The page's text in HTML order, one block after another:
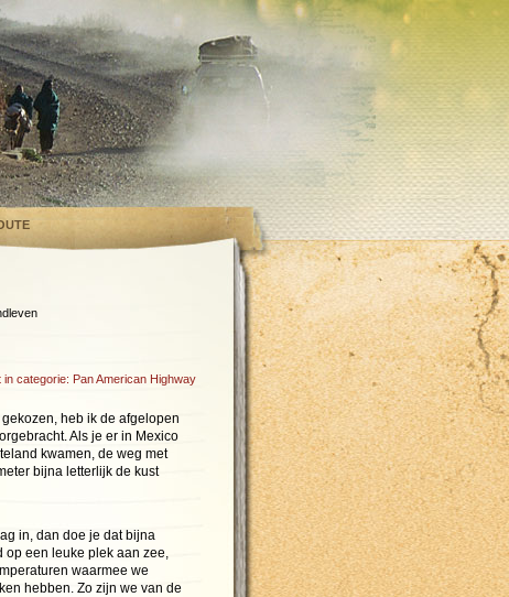
in categorie: Pan American Highway
heb ik de afgelopen
Als je er in Mexico
kwamen, de weg met
bijna letterlijk de kust
in, dan doe je dat bijna
op een leuke plek aan zee,
waarmee we
hebben. Zo zijn we van de